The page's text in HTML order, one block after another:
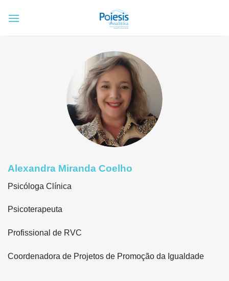
Alexandra Miranda Coelho
Psicóloga Clínica
Psicoterapeuta
Profissional de RVC
Coordenadora de Projetos de Promoção da Igualdade